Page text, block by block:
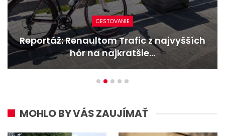
NOVINKY
Nový Mercedes-Benz GLA mieša gény
bestselleru s elektrinou
MOHLO BY VÁS ZAUJÍMAŤ